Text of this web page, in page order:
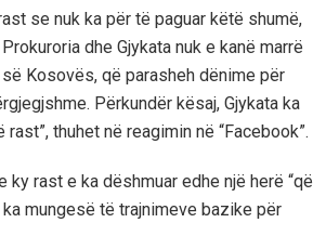
se nuk ka për të paguar këtë shumë,
dhe Gjykata nuk e kanë marrë
Kosovës, që parasheh dënime për
Përkundër kësaj, Gjykata ka
thuhet në reagimin në “Facebook”.
rast e ka dëshmuar edhe një herë “që
mungesë të trajnimeve bazike për